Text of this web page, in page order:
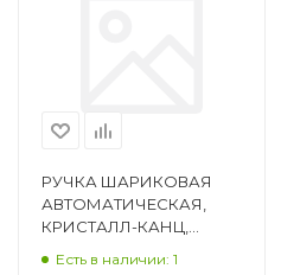
РУЧКА ШАРИКОВАЯ
АВТОМАТИЧЕСКАЯ,
КРИСТАЛЛ-КАНЦ,
Есть в наличии: 1